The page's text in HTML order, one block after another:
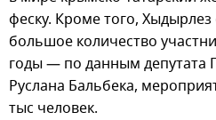
феску. Кроме того,
большое количество
годы — по данным депутата
Руслана Бальбека,
тыс человек.